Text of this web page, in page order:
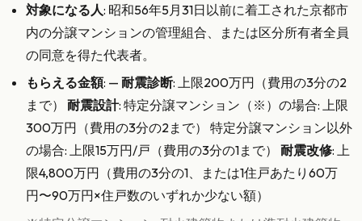
対象になる人: 昭和56年5月31日以前に着工された京都市
内の分譲マンションの管理組合、または区分所有者全員
の同意を得た代表者。
もらえる金額: — 耐震診断: 上限200万円（費用の3分の2
まで） 耐震設計: 特定分譲マンション（※）の場合: 上限
300万円（費用の3分の2まで） 特定分譲マンション以外
の場合: 上限15万円/戸（費用の3分の1まで） 耐震改修: 上
限4,800万円（費用の3分の1、または1住戸あたり60万
円〜90万円×住戸数のいずれか少ない額）